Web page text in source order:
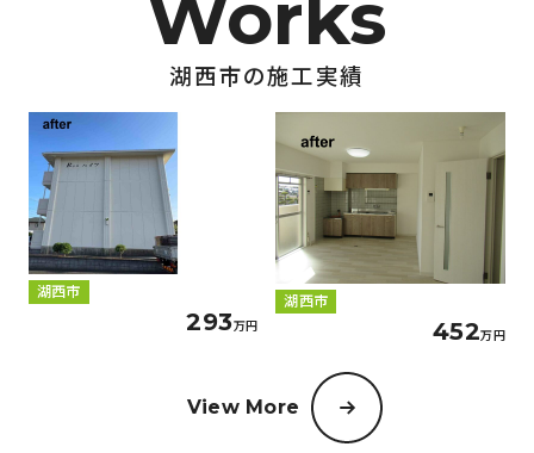
湖西市の施工実績
湖西市
293万円
湖西市
452万円
View More